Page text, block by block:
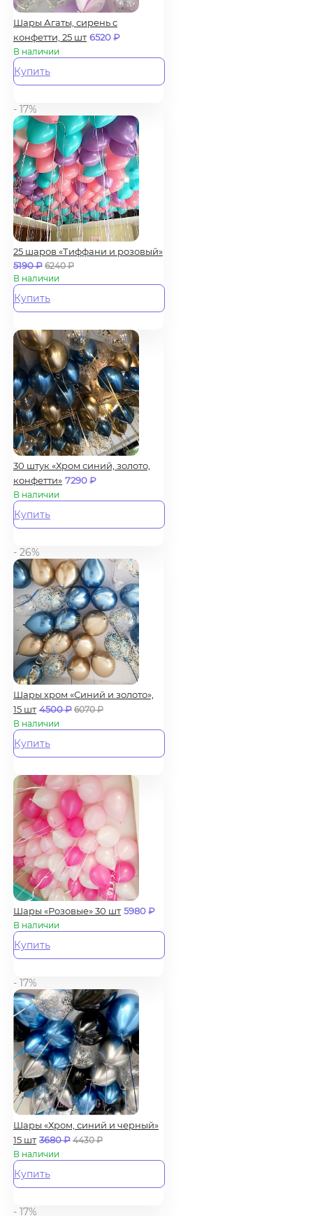
Шары Агаты, сирень с
конфетти, 25 шт 6520₽
В наличии
Купить
- 17%
25 шаров «Тиффани и розовый»
5190₽ 6240₽
В наличии
Купить
30 штук «Хром синий, золото,
конфетти» 7290₽
В наличии
Купить
- 26%
Шары хром «Синий и золото»,
15 шт 4500₽ 6070₽
В наличии
Купить
Шары «Розовые» 30 шт 5980₽
В наличии
Купить
- 17%
Шары «Хром, синий и черный»
15 шт 3680₽ 4430₽
В наличии
Купить
- 17%